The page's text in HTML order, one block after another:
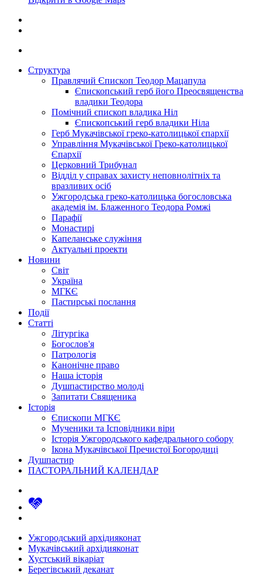
Структура
Правлячий Єпископ Теодор Мацапула
Єпископський герб його Преосвященства
владики Теодора
Помічний єпископ владика Ніл
Єпископський герб владики Ніла
Герб Мукачівської греко-католицької єпархії
Управління Мукачівської Греко-католицької
Єпархії
Церковний Трибунал
Відділ у справах захисту неповнолітніх та
вразливих осіб
Ужгородська греко-католицька богословська
академія ім. Блаженного Теодора Ромжі
Парафії
Монастирі
Капеланське служіння
Актуальні проекти
Новини
Світ
Україна
МГКЄ
Пастирські послання
Події
Статті
Літургіка
Богослов'я
Патрологія
Канонічне право
Наша історія
Душпастирство молоді
Запитати Священика
Історія
Єпископи МГКЄ
Мученики та Ісповідники віри
Історія Ужгородського кафедрального собору
Ікона Мукачівської Пречистої Богородиці
Душпастир
ПАСТОРАЛЬНИЙ КАЛЕНДАР
Ужгородський архідияконат
Мукачівський архідияконат
Хустський вікаріат
Берегівський деканат